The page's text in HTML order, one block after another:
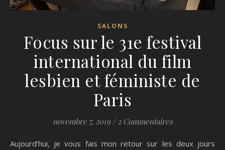
SALONS
Focus sur le 31e festival
international du film
lesbien et féministe de
Paris
novembre 7, 2019 / 2 Commentaires
Aujourd’hui, je vous fais mon retour sur les deux jours